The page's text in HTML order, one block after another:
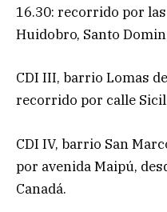
16.30: recorrido por
Huidobro, Santo
CDI III, barrio Lomas
recorrido por calle
CDI IV, barrio San
por avenida Maipú,
Canadá.